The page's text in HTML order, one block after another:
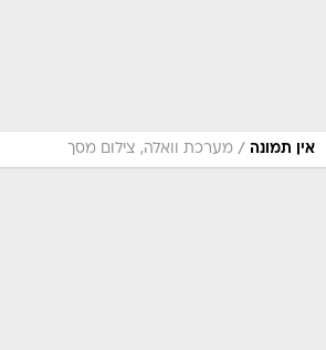
אין תמונה / מערכת וואלה, צילום מסך